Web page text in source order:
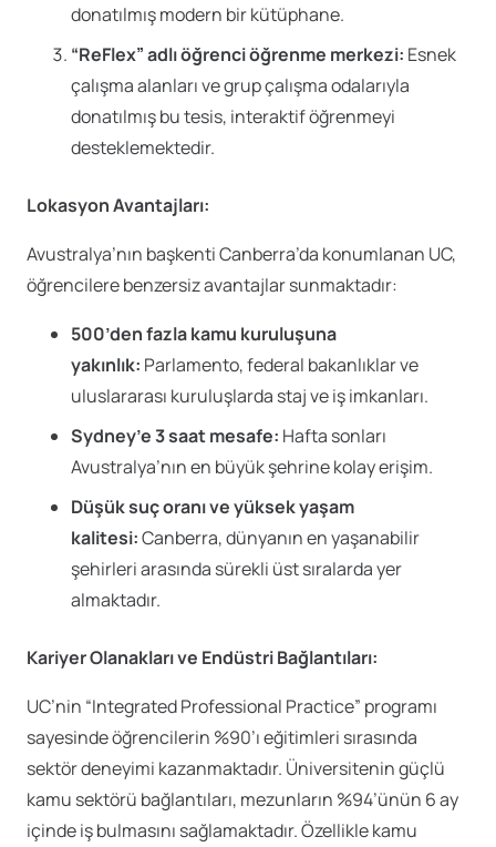
donatılmış modern bir kütüphane.
“ReFlex” adlı öğrenci öğrenme merkezi: Esnek
çalışma alanları ve grup çalışma odalarıyla
donatılmış bu tesis, interaktif öğrenmeyi
desteklemektedir.
Lokasyon Avantajları:
Avustralya’nın başkenti Canberra’da konumlanan UC,
öğrencilere benzersiz avantajlar sunmaktadır:
500’den fazla kamu kuruluşuna
yakınlık: Parlamento, federal bakanlıklar ve
uluslararası kuruluşlarda staj ve iş imkanları.
Sydney’e 3 saat mesafe: Hafta sonları
Avustralya’nın en büyük şehrine kolay erişim.
Düşük suç oranı ve yüksek yaşam
kalitesi:Canberra, dünyanın en yaşanabilir
şehirleri arasında sürekli üst sıralarda yer
almaktadır.
Kariyer Olanakları ve Endüstri Bağlantıları:
UC’nin “Integrated Professional Practice” programı
sayesinde öğrencilerin %90’ı eğitimleri sırasında
sektör deneyimi kazanmaktadır. Üniversitenin güçlü
kamu sektörü bağlantıları, mezunların %94’ünün 6 ay
içinde iş bulmasını sağlamaktadır. Özellikle kamu